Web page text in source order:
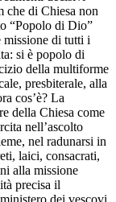
che di Chiesa non
“Popolo di Dio”
di tutti i
si è popolo di
della multiforme
presbiterale, alla
cos’è? La
della Chiesa come
nell’ascolto
nel radunarsi in
laici, consacrati,
alla missione
precisa il
dei vescovi